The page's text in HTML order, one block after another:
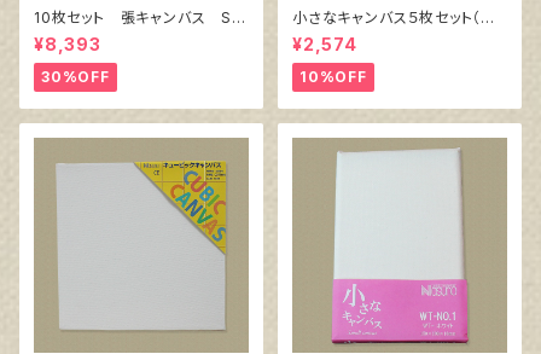
10枚セット 張キャンバス Sn
owWhite SPC（綿・ポリエステ
ル）F6 410㎜×318㎜
¥8,393
30%OFF
小さなキャンバス５枚セット（麻
キャンバス裏面張り）
¥2,574
10%OFF